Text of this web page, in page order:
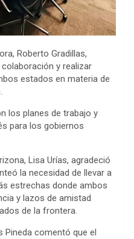
Roberto Gradillas,
y realizar
estados en materia de
los planes de trabajo y
para los gobiernos
Lisa Urías, agradeció
la necesidad de llevar a
estrechas donde ambos
y lazos de amistad
de la frontera.
Pineda comentó que el